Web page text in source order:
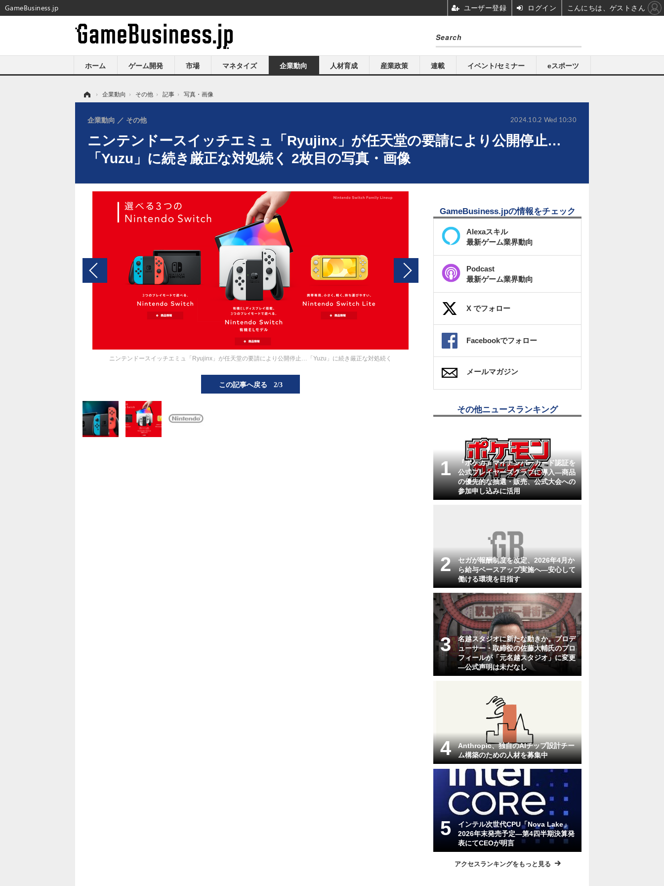
ホーム ゲーム開発 市場 マネタイズ 企業動向 人材育成 産業政策 連載 イベント/セミナー eスポーツ
› 企業動向 › その他 › 記事 › 写真・画像
ニンテンドースイッチエミュ「Ryujinx」が任天堂の要請により公開停止…
「Yuzu」に続き厳正な対処続く 2枚目の写真・画像
企業動向 その他 2024.10.2 Wed 10:30
ニンテンドースイッチエミュ「Ryujinx」が任天堂の要請により公開停止…「Yuzu」に続き厳正な対処続く
この記事へ戻る 2/3
GameBusiness.jpの情報をチェック
Alexaスキル
最新ゲーム業界動向
Podcast
最新ゲーム業界動向
X でフォロー
Facebookでフォロー
メールマガジン
その他ニュースランキング
『ポケカ』マイナンバーカード認証を
公式プレイヤーズクラブに導入―商品
の優先的な抽選・販売、公式大会への
参加申し込みに活用
セガが報酬制度を改定、2026年4月か
ら給与ベースアップ実施へ―安心して
働ける環境を目指す
名越スタジオに新たな動きか。プロデ
ューサー・取締役の佐藤大輔氏のプロ
フィールが「元名越スタジオ」に変更
―公式声明は未だなし
Anthropic、独自のAIチップ設計チー
ム構築のための人材を募集中
インテル次世代CPU「Nova Lake」
2026年末発売予定―第4四半期決算発
表にてCEOが明言
アクセスランキングをもっと見る
GameBusiness.jp ユーザー登録 ログイン こんにちは、ゲストさん